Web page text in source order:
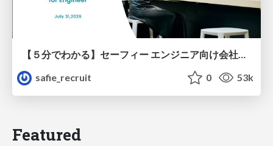
【５分でわかる】セーフィー エンジニア向け会社紹介
safie_recruit
0 53k
Featured